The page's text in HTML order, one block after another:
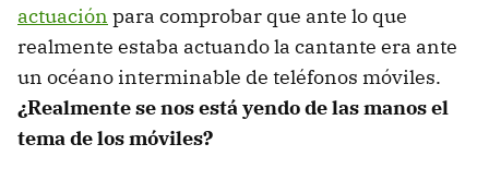
actuación para comprobar que ante lo que
realmente estaba actuando la cantante era ante
un océano interminable de teléfonos móviles.
¿Realmente se nos está yendo de las manos el
tema de los móviles?